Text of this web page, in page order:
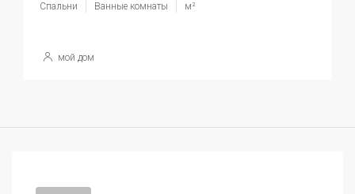
Спальни Ванные комнаты м²
мой дом